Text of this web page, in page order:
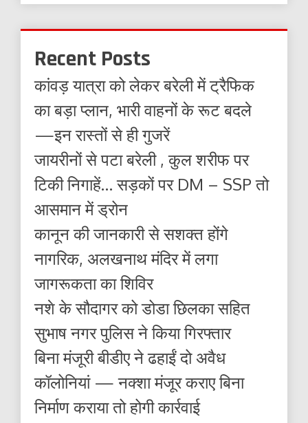
Recent Posts
कांवड़ यात्रा को लेकर बरेली में ट्रैफिक
का बड़ा प्लान, भारी वाहनों के रूट बदले
—इन रास्तों से ही गुजरें
जायरीनों से पटा बरेली , कुल शरीफ पर
टिकी निगाहें… सड़कों पर DM – SSP तो
आसमान में ड्रोन
कानून की जानकारी से सशक्त होंगे
नागरिक, अलखनाथ मंदिर में लगा
जागरूकता का शिविर
नशे के सौदागर को डोडा छिलका सहित
सुभाष नगर पुलिस ने किया गिरफ्तार
बिना मंजूरी बीडीए ने ढहाईं दो अवैध
कॉलोनियां — नक्शा मंजूर कराए बिना
निर्माण कराया तो होगी कार्रवाई